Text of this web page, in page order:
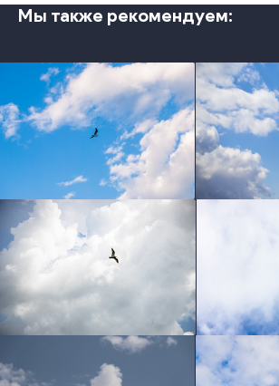
Мы также рекомендуем:
photo
photo